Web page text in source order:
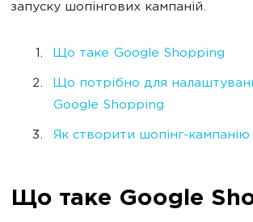
запуску шопінгових кампаній.
Що таке Google Shopping
Що потрібно для
Google Shopping
Як створити шопінг-кампанію
Що таке Google